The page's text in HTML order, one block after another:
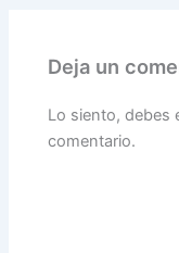
Deja un
Lo siento, debes
comentario.